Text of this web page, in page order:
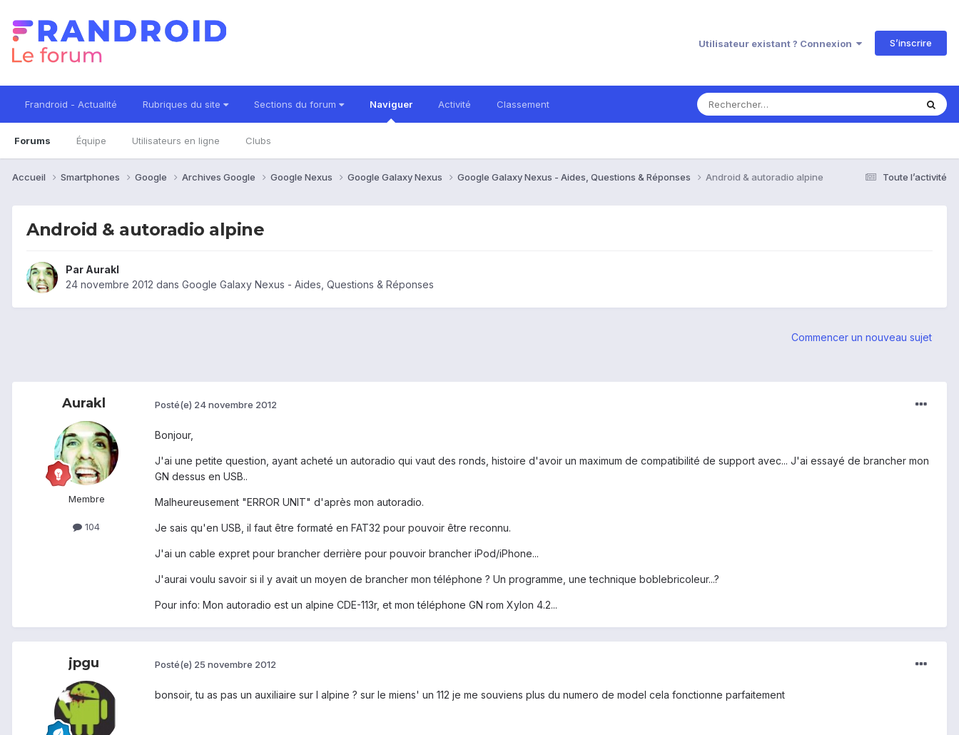
Utilisateur existant ? Connexion S’inscrire
Frandroid - Actualité Rubriques du site Sections du forum Naviguer
Forums Équipe Utilisateurs en ligne Clubs
Activité Classement
Toute l’activité
Accueil Smartphones Google Archives Google Google Nexus Google Galaxy Nexus Google Galaxy Nexus - Aides, Questions & Réponses Android & autoradio alpine
Android & autoradio alpine
Par Aurakl
24 novembre 2012 dans Google Galaxy Nexus - Aides, Questions & Réponses
Commencer un nouveau sujet
Aurakl
Membre
104
Posté(e) 24 novembre 2012
Bonjour,
J'ai une petite question, ayant acheté un autoradio qui vaut des ronds, histoire d'avoir un maximum de compatibilité de support avec... J'ai essayé de brancher mon
GN dessus en USB..
Malheureusement "ERROR UNIT" d'après mon autoradio.
Je sais qu'en USB, il faut être formaté en FAT32 pour pouvoir être reconnu.
J'ai un cable expret pour brancher derrière pour pouvoir brancher iPod/iPhone...
J'aurai voulu savoir si il y avait un moyen de brancher mon téléphone ? Un programme, une technique boblebricoleur...?
Pour info: Mon autoradio est un alpine CDE-113r, et mon téléphone GN rom Xylon 4.2...
jpgu Posté(e) 25 novembre 2012
bonsoir, tu as pas un auxiliaire sur l alpine ? sur le miens' un 112 je me souviens plus du numero de model cela fonctionne parfaitement